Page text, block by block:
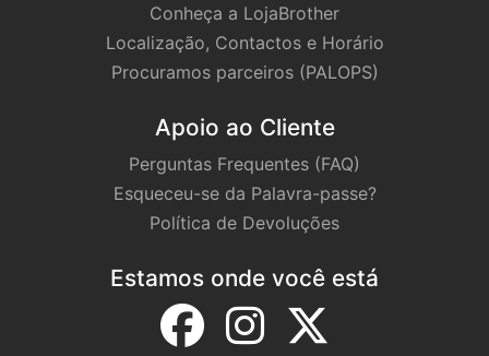
Conheça a LojaBrother
Localização, Contactos e Horário
Procuramos parceiros (PALOPS)
Apoio ao Cliente
Perguntas Frequentes (FAQ)
Esqueceu-se da Palavra-passe?
Política de Devoluções
Estamos onde você está